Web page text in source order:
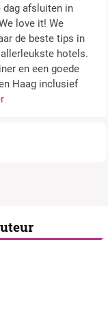
dag afsluiten in
love it! We
de beste tips in
hotels.
en een goede
Haag inclusief